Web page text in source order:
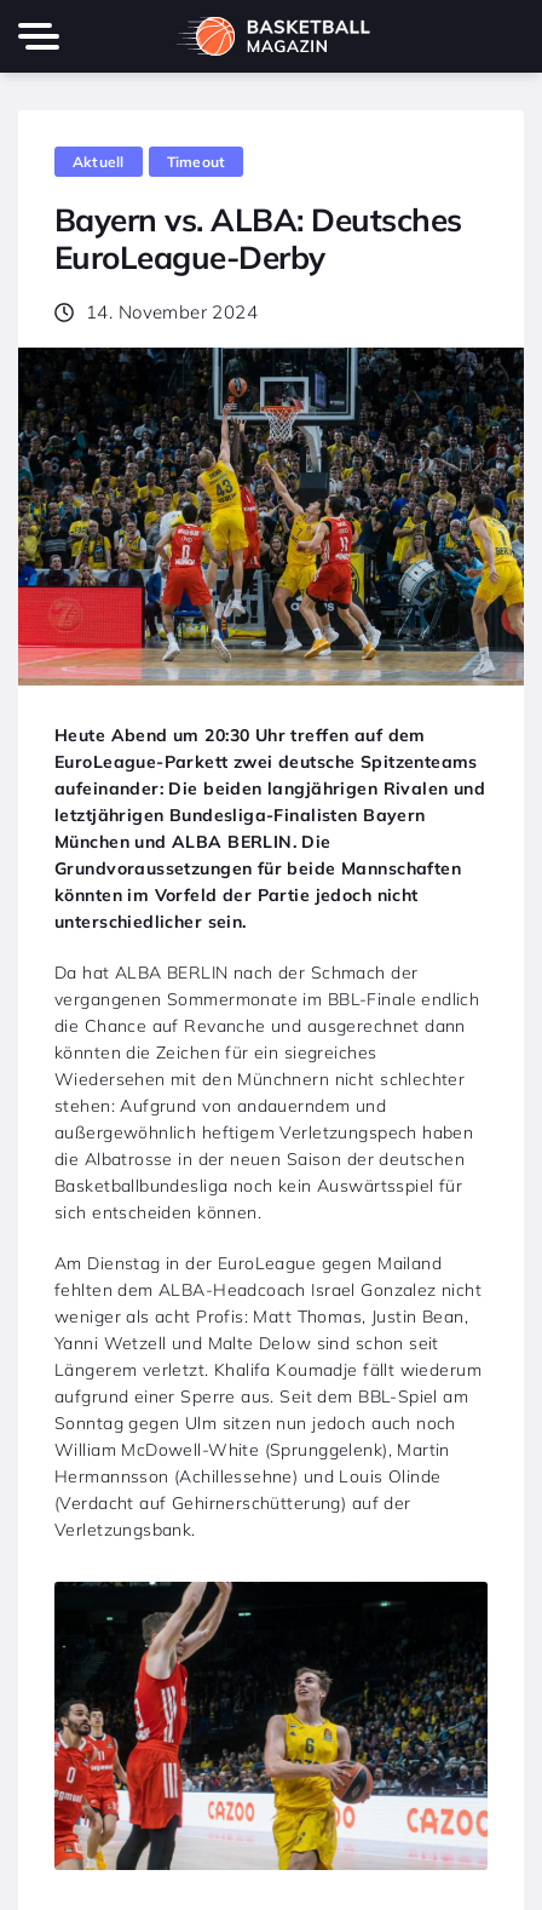
Aktuell Timeout
Bayern vs. ALBA: Deutsches
EuroLeague-Derby
14. November 2024
Heute Abend um 20:30 Uhr treffen auf dem
EuroLeague-Parkett zwei deutsche Spitzenteams
aufeinander: Die beiden langjährigen Rivalen und
letztjährigen Bundesliga-Finalisten Bayern
München und ALBA BERLIN. Die
Grundvoraussetzungen für beide Mannschaften
könnten im Vorfeld der Partie jedoch nicht
unterschiedlicher sein.
Da hat ALBA BERLIN nach der Schmach der
vergangenen Sommermonate im BBL-Finale endlich
die Chance auf Revanche und ausgerechnet dann
könnten die Zeichen für ein siegreiches
Wiedersehen mit den Münchnern nicht schlechter
stehen: Aufgrund von andauerndem und
außergewöhnlich heftigem Verletzungspech haben
die Albatrosse in der neuen Saison der deutschen
Basketballbundesliga noch kein Auswärtsspiel für
sich entscheiden können.
Am Dienstag in der EuroLeague gegen Mailand
fehlten dem ALBA-Headcoach Israel Gonzalez nicht
weniger als acht Profis: Matt Thomas, Justin Bean,
Yanni Wetzell und Malte Delow sind schon seit
Längerem verletzt. Khalifa Koumadje fällt wiederum
aufgrund einer Sperre aus. Seit dem BBL-Spiel am
Sonntag gegen Ulm sitzen nun jedoch auch noch
William McDowell-White (Sprunggelenk), Martin
Hermannsson (Achillessehne) und Louis Olinde
(Verdacht auf Gehirnerschütterung) auf der
Verletzungsbank.